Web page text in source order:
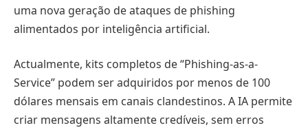
uma nova geração de ataques de phishing
alimentados por inteligência artificial.
Actualmente, kits completos de “Phishing-as-a-
Service” podem ser adquiridos por menos de 100
dólares mensais em canais clandestinos. A IA permite
criar mensagens altamente credíveis, sem erros